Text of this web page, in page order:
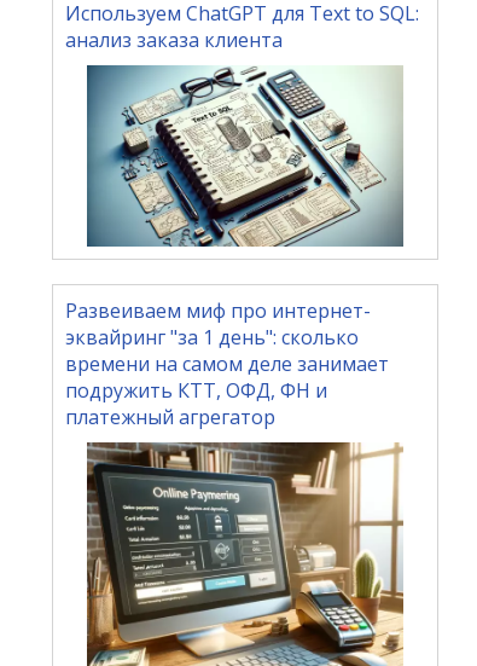
Используем ChatGPT для Text to SQL:
анализ заказа клиента
Развеиваем миф про интернет-
эквайринг "за 1 день": сколько
времени на самом деле занимает
подружить КТТ, ОФД, ФН и
платежный агрегатор